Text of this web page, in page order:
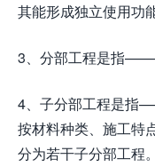
其能形成独立使用功
3、分部工程是指
4、子分部工程是指
按材料种类、施工特
分为若干子分部工程。